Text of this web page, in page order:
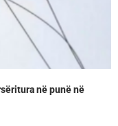
në punë në